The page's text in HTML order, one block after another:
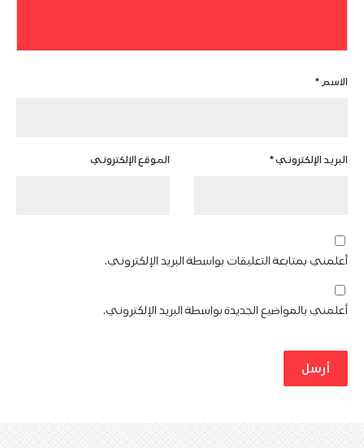
الاسم*
البريد الإلكتروني* الموقع الإلكتروني
أعلمني بمتابعة التعليقات بواسطة البريد الإلكتروني.
أعلمني بالمواضيع الجديدة بواسطة البريد الإلكتروني.